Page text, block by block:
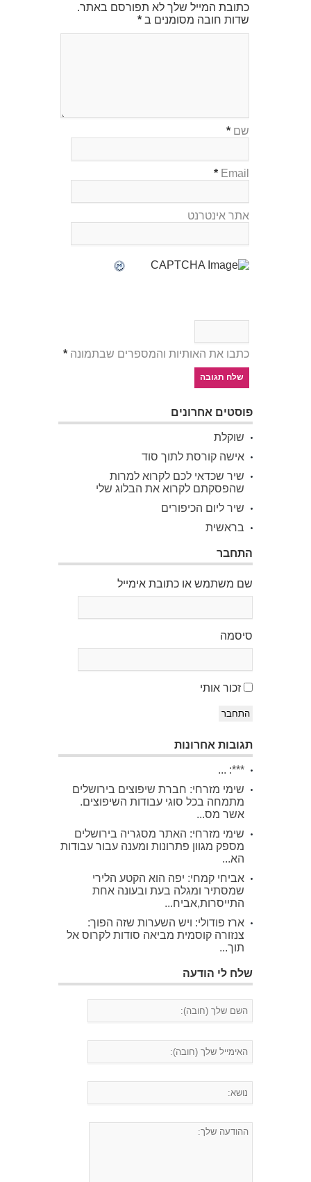
כתובת המייל שלך לא תפורסם באתר.
שדות חובה מסומנים ב *
שם *
Email
*
אתר אינטרנט
כתבו את האותיות והמספרים שבתמונה *
פוסטים אחרונים
שוקלת
אישה קורסת לתוך סוד
שיר שכדאי לכם לקרוא למרות
שהפסקתם לקרוא את הבלוג שלי
שיר ליום הכיפורים
בראשית
התחבר
שם משתמש או כתובת אימייל
סיסמה
זכור אותי
התחבר
תגובות אחרונות
***: ...
שימי מזרחי: חברת שיפוצים בירושלים
מתמחה בכל סוגי עבודות השיפוצים.
אשר מס...
שימי מזרחי: האתר מסגריה בירושלים
מספק מגוון פתרונות ומענה עבור עבודות
הא...
אביחי קמחי: יפה הוא הקטע הלירי
שמסתיר ומגלה בעת ובעונה אחת
התייסרות,אביח...
ארז פודולי: ויש השערות שזה הפוך:
צנזורה קוסמית מביאה סודות לקרוס אל
תוך...
שלח לי הודעה